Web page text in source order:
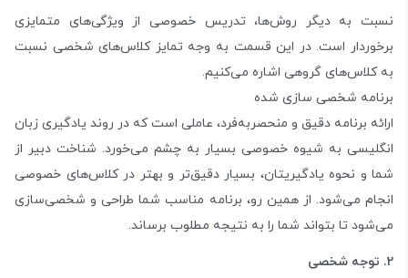
نسبت به دیگر روش‌ها، تدریس خصوصی از ویژگی‌های متمایزی
برخوردار است. در این قسمت به وجه تمایز کلاس‌های شخصی نسبت
به کلاس‌های گروهی اشاره می‌کنیم.
برنامه شخصی سازی شده
ارائه برنامه دقیق و منحصربه‌فرد، عاملی است که در روند یادگیری زبان
انگلیسی به شیوه خصوصی بسیار به چشم می‌خورد. شناخت دبیر از
شما و نحوه یادگیریتان، بسیار دقیق‌تر و بهتر در کلاس‌های خصوصی
انجام می‌شود. از همین رو، برنامه مناسب شما طراحی و شخصی‌سازی
می‌شود تا بتواند شما را به نتیجه مطلوب برساند.
2. توجه شخصی